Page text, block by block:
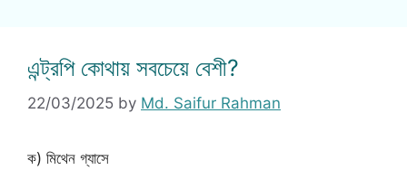
এন্ট্রপি কোথায় সবচেয়ে বেশী?
22/03/2025 by Md. Saifur Rahman
ক) মিথেন গ্যাসে